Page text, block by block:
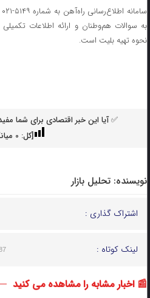
به سوالات هم‌وطنان و ارائه اطلاعات
نحوه تهیه بلیت است.
✅ آیا این خبر اقتصادی برای شما
[کل: 0
نویسنده: تحلیل بازار
اشتراک گذاری :
لینک کوتاه :
📰 اخبار مشابه را مشاهده می کنید